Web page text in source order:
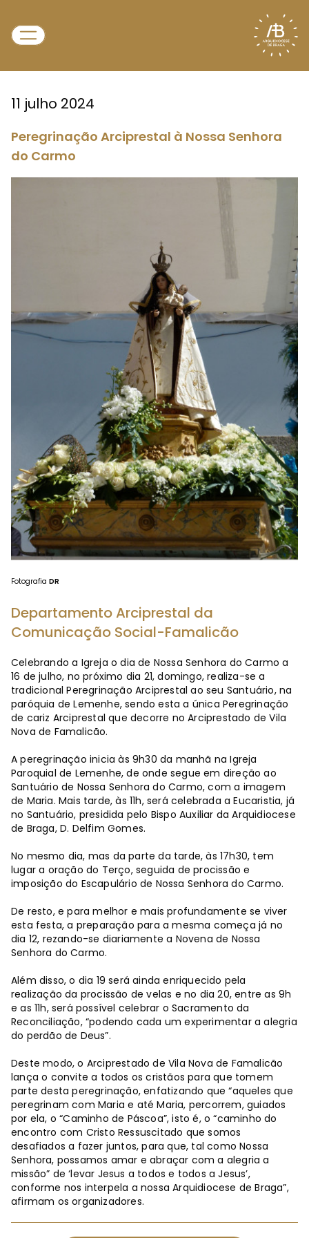
11 julho 2024
Peregrinação Arciprestal à Nossa Senhora
do Carmo
Fotografia DR
Departamento Arciprestal da
Comunicação Social-Famalicão
Celebrando a Igreja o dia de Nossa Senhora do Carmo a
16 de julho, no próximo dia 21, domingo, realiza-se a
tradicional Peregrinação Arciprestal ao seu Santuário, na
paróquia de Lemenhe, sendo esta a única Peregrinação
de cariz Arciprestal que decorre no Arciprestado de Vila
Nova de Famalicão.
A peregrinação inicia às 9h30 da manhã na Igreja
Paroquial de Lemenhe, de onde segue em direção ao
Santuário de Nossa Senhora do Carmo, com a imagem
de Maria. Mais tarde, às 11h, será celebrada a Eucaristia, já
no Santuário, presidida pelo Bispo Auxiliar da Arquidiocese
de Braga, D. Delfim Gomes.
No mesmo dia, mas da parte da tarde, às 17h30, tem
lugar a oração do Terço, seguida de procissão e
imposição do Escapulário de Nossa Senhora do Carmo.
De resto, e para melhor e mais profundamente se viver
esta festa, a preparação para a mesma começa já no
dia 12, rezando-se diariamente a Novena de Nossa
Senhora do Carmo.
Além disso, o dia 19 será ainda enriquecido pela
realização da procissão de velas e no dia 20, entre as 9h
e as 11h, será possível celebrar o Sacramento da
Reconciliação, “podendo cada um experimentar a alegria
do perdão de Deus”.
Deste modo, o Arciprestado de Vila Nova de Famalicão
lança o convite a todos os cristãos para que tomem
parte desta peregrinação, enfatizando que “aqueles que
peregrinam com Maria e até Maria, percorrem, guiados
por ela, o “Caminho de Páscoa”, isto é, o “caminho do
encontro com Cristo Ressuscitado que somos
desafiados a fazer juntos, para que, tal como Nossa
Senhora, possamos amar e abraçar com a alegria a
missão” de ‘levar Jesus a todos e todos a Jesus’,
conforme nos interpela a nossa Arquidiocese de Braga”,
afirmam os organizadores.